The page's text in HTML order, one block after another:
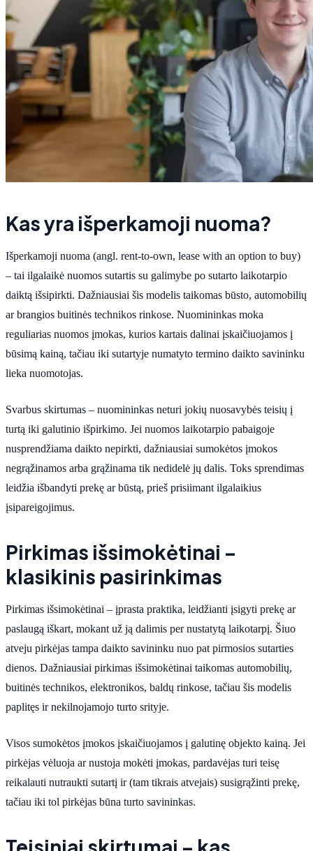
Kas yra išperkamoji nuoma?
Išperkamoji nuoma (angl. rent-to-own, lease with an option to buy)
– tai ilgalaikė nuomos sutartis su galimybe po sutarto laikotarpio
daiktą išsipirkti. Dažniausiai šis modelis taikomas būsto, automobilių
ar brangios buitinės technikos rinkose. Nuomininkas moka
reguliarias nuomos įmokas, kurios kartais dalinai įskaičiuojamos į
būsimą kainą, tačiau iki sutartyje numatyto termino daikto savininku
lieka nuomotojas.
Svarbus skirtumas – nuomininkas neturi jokių nuosavybės teisių į
turtą iki galutinio išpirkimo. Jei nuomos laikotarpio pabaigoje
nusprendžiama daikto nepirkti, dažniausiai sumokėtos įmokos
negrąžinamos arba grąžinama tik nedidelė jų dalis. Toks sprendimas
leidžia išbandyti prekę ar būstą, prieš prisiimant ilgalaikius
įsipareigojimus.
Pirkimas išsimokėtinai –
klasikinis pasirinkimas
Pirkimas išsimokėtinai – įprasta praktika, leidžianti įsigyti prekę ar
paslaugą iškart, mokant už ją dalimis per nustatytą laikotarpį. Šiuo
atveju pirkėjas tampa daikto savininku nuo pat pirmosios sutarties
dienos. Dažniausiai pirkimas išsimokėtinai taikomas automobilių,
buitinės technikos, elektronikos, baldų rinkose, tačiau šis modelis
paplitęs ir nekilnojamojo turto srityje.
Visos sumokėtos įmokos įskaičiuojamos į galutinę objekto kainą. Jei
pirkėjas vėluoja ar nustoja mokėti įmokas, pardavėjas turi teisę
reikalauti nutraukti sutartį ir (tam tikrais atvejais) susigrąžinti prekę,
tačiau iki tol pirkėjas būna turto savininkas.